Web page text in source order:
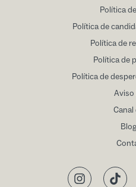
Política
Política de
Política de
Política de
Política de
Aviso
Canal
InstagramTikTok